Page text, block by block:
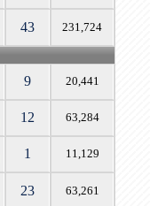
43 231,724
9 20,441
12 63,284
1 11,129
23 63,261